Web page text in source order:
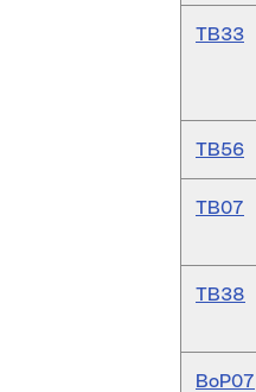
TB33
TB56
TB07
TB38
BoP07